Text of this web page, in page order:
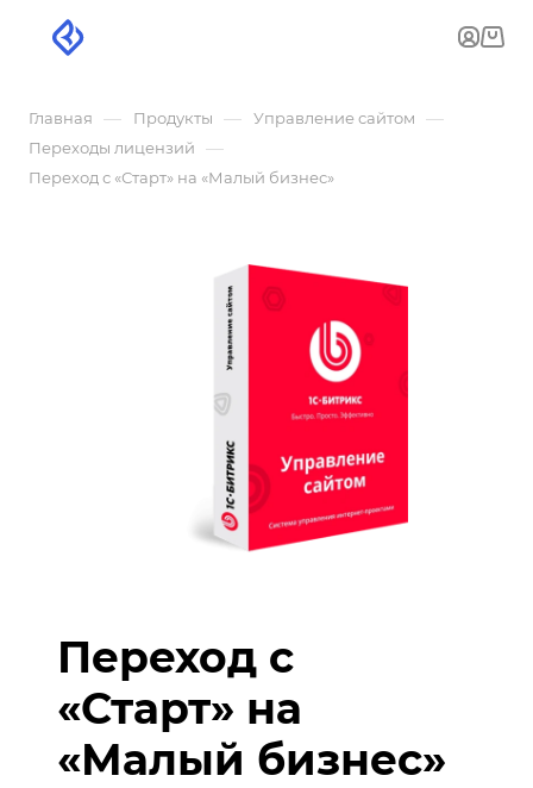
Главная — Продукты — Управление сайтом —
Переходы лицензий —
Переход с «Старт» на «Малый бизнес»
Переход с
«Старт» на
«Малый бизнес»